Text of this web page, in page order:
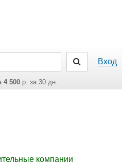
Вход
4 500р. за 30 дн.
компании